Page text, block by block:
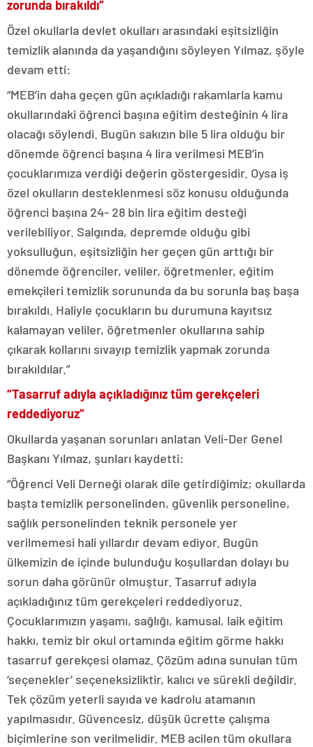
zorunda bırakıldı”
Özel okullarla devlet okulları arasındaki eşitsizliğin
temizlik alanında da yaşandığını söyleyen Yılmaz, şöyle
devam etti:
“MEB’in daha geçen gün açıkladığı rakamlarla kamu
okullarındaki öğrenci başına eğitim desteğinin 4 lira
olacağı söylendi. Bugün sakızın bile 5 lira olduğu bir
dönemde öğrenci başına 4 lira verilmesi MEB’in
çocuklarımıza verdiği değerin göstergesidir. Oysa iş
özel okulların desteklenmesi söz konusu olduğunda
öğrenci başına 24- 28 bin lira eğitim desteği
verilebiliyor. Salgında, depremde olduğu gibi
yoksulluğun, eşitsizliğin her geçen gün arttığı bir
dönemde öğrenciler, veliler, öğretmenler, eğitim
emekçileri temizlik sorununda da bu sorunla baş başa
bırakıldı. Haliyle çocukların bu durumuna kayıtsız
kalamayan veliler, öğretmenler okullarına sahip
çıkarak kollarını sıvayıp temizlik yapmak zorunda
bırakıldılar.”
“Tasarruf adıyla açıkladığınız tüm gerekçeleri
reddediyoruz”
Okullarda yaşanan sorunları anlatan Veli-Der Genel
Başkanı Yılmaz, şunları kaydetti:
“Öğrenci Veli Derneği olarak dile getirdiğimiz; okullarda
başta temizlik personelinden, güvenlik personeline,
sağlık personelinden teknik personele yer
verilmemesi hali yıllardır devam ediyor. Bugün
ülkemizin de içinde bulunduğu koşullardan dolayı bu
sorun daha görünür olmuştur. Tasarruf adıyla
açıkladığınız tüm gerekçeleri reddediyoruz.
Çocuklarımızın yaşamı, sağlığı, kamusal, laik eğitim
hakkı, temiz bir okul ortamında eğitim görme hakkı
tasarruf gerekçesi olamaz. Çözüm adına sunulan tüm
‘seçenekler’ seçeneksizliktir, kalıcı ve sürekli değildir.
Tek çözüm yeterli sayıda ve kadrolu atamanın
yapılmasıdır. Güvencesiz, düşük ücrette çalışma
biçimlerine son verilmelidir. MEB acilen tüm okullara